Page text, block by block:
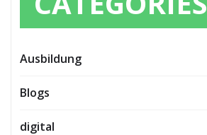
Ausbildung
Blogs
digital